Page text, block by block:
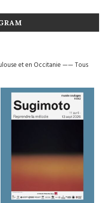
et en Occitanie——Tous